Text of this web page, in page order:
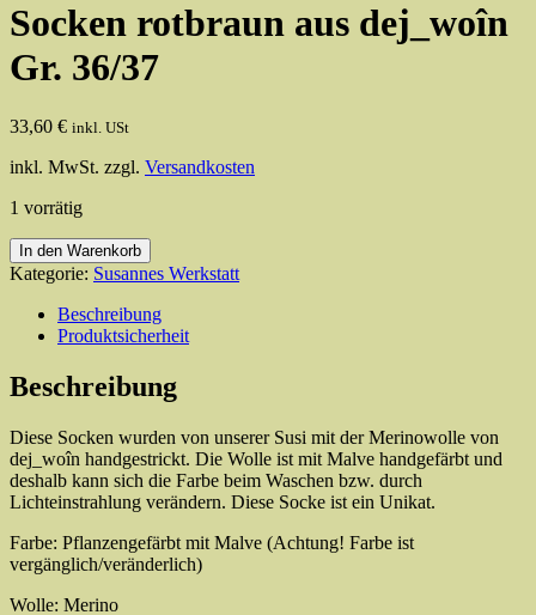
Socken rotbraun aus dej_woîn
Gr. 36/37
33,60 € inkl. USt
inkl. MwSt. zzgl. Versandkosten
1 vorrätig
Socken
rotbraun
dej_woîn
Menge
In den Warenkorb
Kategorie: Susannes Werkstatt
Beschreibung
Produktsicherheit
Beschreibung
Diese Socken wurden von unserer Susi mit der Merinowolle von
dej_woîn handgestrickt. Die Wolle ist mit Malve handgefärbt und
deshalb kann sich die Farbe beim Waschen bzw. durch
Lichteinstrahlung verändern. Diese Socke ist ein Unikat.
Farbe: Pflanzengefärbt mit Malve (Achtung! Farbe ist
vergänglich/veränderlich)
Wolle: Merino